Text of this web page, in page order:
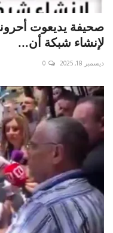
صحيفة يديعوت
لإنشاء شبكة أن...
ديسمبر 18, 2025 0